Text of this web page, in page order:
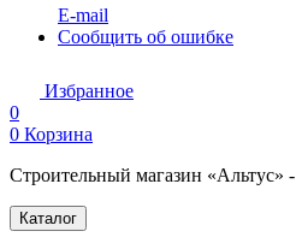
E-mail
Сообщить об ошибке
Избранное
0
0 Корзина
Строительный магазин «Альтус»
Каталог